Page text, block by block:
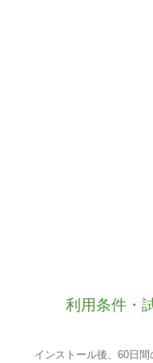
利用条件・
インストール後、60日